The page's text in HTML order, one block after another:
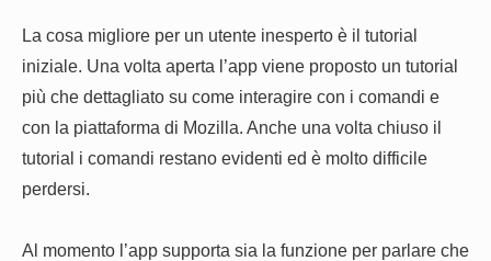
La cosa migliore per un utente inesperto è il tutorial
iniziale. Una volta aperta l’app viene proposto un tutorial
più che dettagliato su come interagire con i comandi e
con la piattaforma di Mozilla. Anche una volta chiuso il
tutorial i comandi restano evidenti ed è molto difficile
perdersi.
Al momento l’app supporta sia la funzione per parlare che